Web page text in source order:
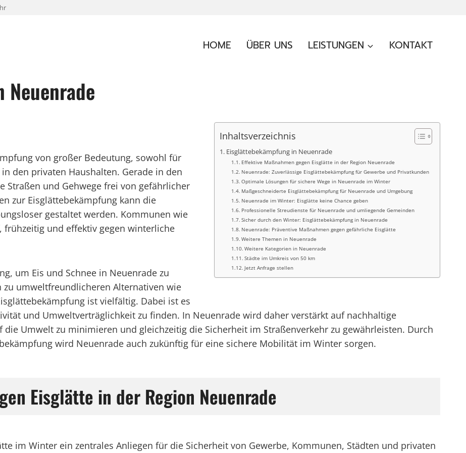
HOME ÜBER UNS LEISTUNGEN KONTAKT
Inhaltsverzeichnis
Eisglättebekämpfung in Neuenrade
Effektive Maßnahmen gegen Eisglätte in der Region Neuenrade
Neuenrade: Zuverlässige Eisglättebekämpfung für Gewerbe und Privatkunden
Optimale Lösungen für sichere Wege in Neuenrade im Winter
Maßgeschneiderte Eisglättebekämpfung für Neuenrade und Umgebung
Neuenrade im Winter: Eisglätte keine Chance geben
Professionelle Streudienste für Neuenrade und umliegende Gemeinden
Sicher durch den Winter: Eisglättebekämpfung in Neuenrade
Neuenrade: Präventive Maßnahmen gegen gefährliche Eisglätte
Weitere Themen in Neuenrade
Weitere Kategorien in Neuenrade
Städte im Umkreis von 50 km
Jetzt Anfrage stellen
von großer Bedeutung, sowohl für
den privaten Haushalten. Gerade in den
Straßen und Gehwege frei von gefährlicher
zur Eisglättebekämpfung kann die
gestaltet werden. Kommunen wie
und effektiv gegen winterliche
um Eis und Schnee in Neuenrade zu
umweltfreundlicheren Alternativen wie
ist vielfältig. Dabei ist es
und Umweltverträglichkeit zu finden. In Neuenrade wird daher verstärkt auf nachhaltige
Umwelt zu minimieren und gleichzeitig die Sicherheit im Straßenverkehr zu gewährleisten. Durch
wird Neuenrade auch zukünftig für eine sichere Mobilität im Winter sorgen.
Eisglätte in der Region Neuenrade
im Winter ein zentrales Anliegen für die Sicherheit von Gewerbe, Kommunen, Städten und privaten